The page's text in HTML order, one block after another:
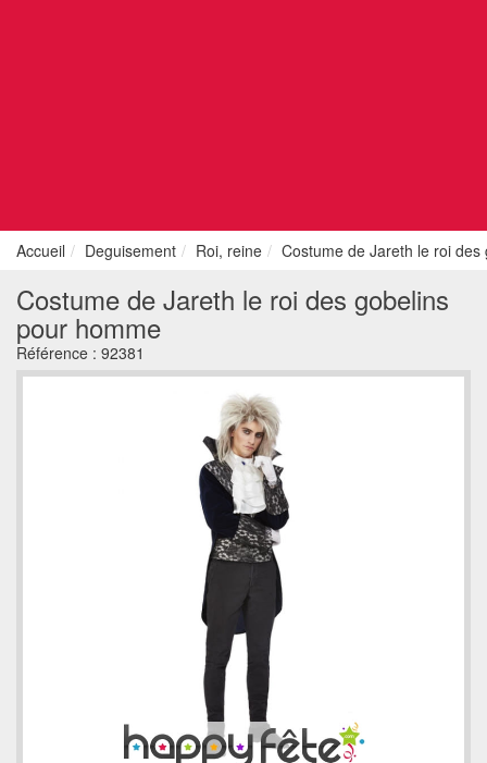
Accueil Deguisement Roi, reine Costume de Jareth le roi
Costume de Jareth le roi des gobelins
pour homme
Référence : 92381